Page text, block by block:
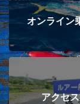
オンライン
アクセ